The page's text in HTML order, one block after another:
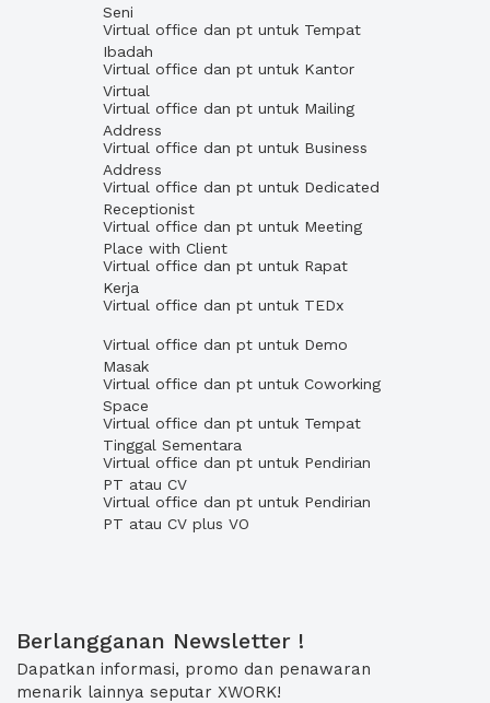
Seni
Virtual office dan pt untuk Tempat
Ibadah
Virtual office dan pt untuk Kantor
Virtual
Virtual office dan pt untuk Mailing
Address
Virtual office dan pt untuk Business
Address
Virtual office dan pt untuk Dedicated
Receptionist
Virtual office dan pt untuk Meeting
Place with Client
Virtual office dan pt untuk Rapat
Kerja
Virtual office dan pt untuk TEDx
Virtual office dan pt untuk Demo
Masak
Virtual office dan pt untuk Coworking
Space
Virtual office dan pt untuk Tempat
Tinggal Sementara
Virtual office dan pt untuk Pendirian
PT atau CV
Virtual office dan pt untuk Pendirian
PT atau CV plus VO
Berlangganan Newsletter !
Dapatkan informasi, promo dan penawaran
menarik lainnya seputar XWORK!